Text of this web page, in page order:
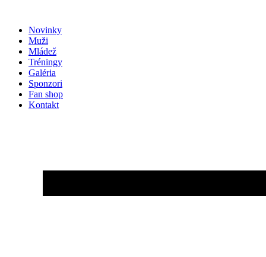
obsah
Novinky
Muži
Mládež
Tréningy
Galéria
Sponzori
Fan shop
Kontakt